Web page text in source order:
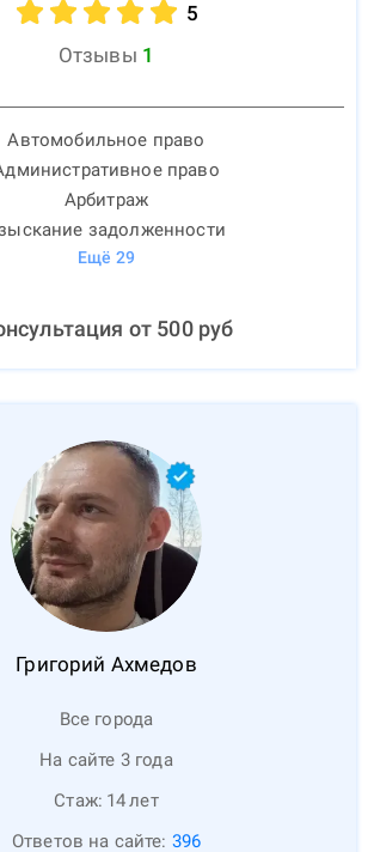
5
Отзывы 1
Автомобильное право
право
Арбитраж
задолженности
Ещё 29
от 500руб
Григорий Ахмедов
Все города
На сайте 3 года
Стаж: 14лет
Ответов на сайте: 396